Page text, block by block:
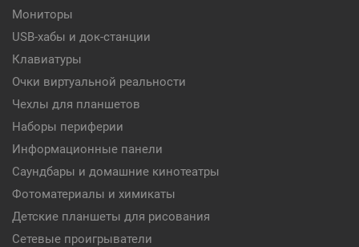
Мониторы
USB-хабы и док-станции
Клавиатуры
Очки виртуальной реальности
Чехлы для планшетов
Наборы периферии
Информационные панели
Саундбары и домашние кинотеатры
Фотоматериалы и химикаты
Детские планшеты для рисования
Сетевые проигрыватели